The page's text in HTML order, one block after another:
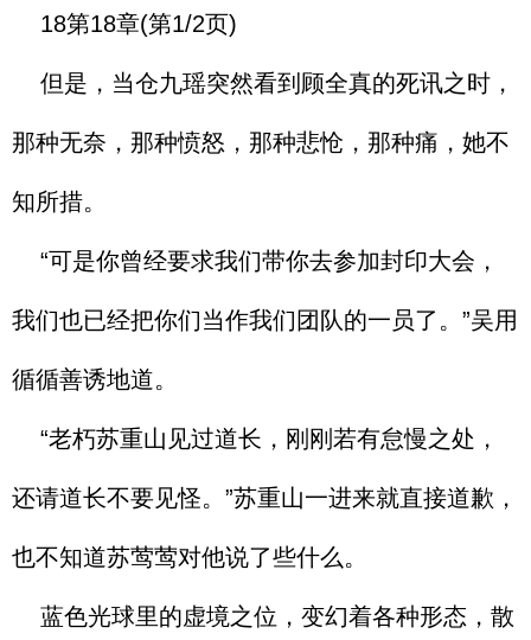
18第18章(第1/2页)
但是，当仓九瑶突然看到顾全真的死讯之时，
那种无奈，那种愤怒，那种悲怆，那种痛，她不
知所措。
“可是你曾经要求我们带你去参加封印大会，
我们也已经把你们当作我们团队的一员了。”吴用
循循善诱地道。
“老朽苏重山见过道长，刚刚若有怠慢之处，
还请道长不要见怪。”苏重山一进来就直接道歉，
也不知道苏莺莺对他说了些什么。
蓝色光球里的虚境之位，变幻着各种形态，散